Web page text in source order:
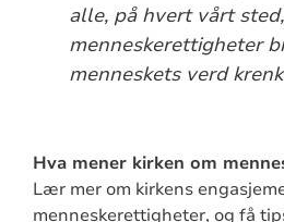
alle, på hvert vårt
menneskerettigheter
menneskets verd
Hva mener kirken om
Lær mer om kirkens
menneskerettigheter, og få